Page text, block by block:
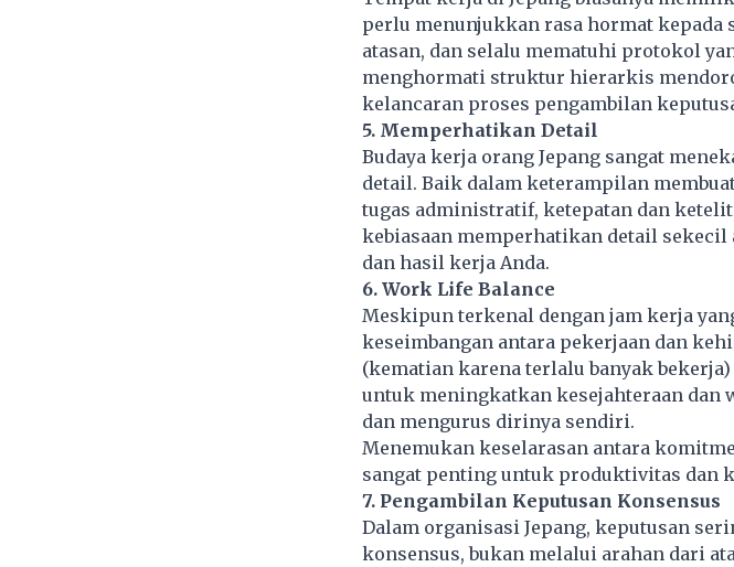
perlu menunjukkan rasa hormat kepada
atasan, dan selalu mematuhi protokol
menghormati struktur hierarkis
kelancaran proses pengambilan
5. Memperhatikan Detail
Budaya kerja orang Jepang sangat
detail. Baik dalam keterampilan
tugas administratif, ketepatan dan
kebiasaan memperhatikan detail
dan hasil kerja Anda.
6. Work Life Balance
Meskipun terkenal dengan jam kerja
keseimbangan antara pekerjaan dan
(kematian karena terlalu banyak
untuk meningkatkan kesejahteraan
dan mengurus dirinya sendiri.
Menemukan keselarasan antara
sangat penting untuk produktivitas dan
7. Pengambilan Keputusan Konsensus
Dalam organisasi Jepang, keputusan
konsensus, bukan melalui arahan dari